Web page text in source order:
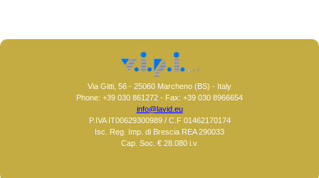
Via Gitti, 56 - 25060 Marcheno (BS) - Italy
Phone: +39 030 861272 - Fax: +39 030 8966654
info@lavid.eu
P.IVA IT00629300989 / C.F 01462170174
Isc. Reg. Imp. di Brescia REA 290033
Cap. Soc. € 28.080 i.v.